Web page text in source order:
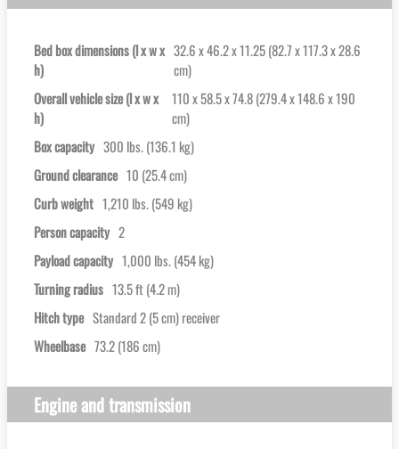
Bed box dimensions (l x w x
h)
32.6 x 46.2 x 11.25 (82.7 x 117.3 x 28.6
cm)
Overall vehicle size (l x w x
h)
110 x 58.5 x 74.8 (279.4 x 148.6 x 190
cm)
Box capacity 300 lbs. (136.1 kg)
Ground clearance 10 (25.4 cm)
Curb weight 1,210 lbs. (549 kg)
Person capacity 2
Payload capacity 1,000 lbs. (454 kg)
Turning radius 13.5 ft (4.2 m)
Hitch type Standard 2 (5 cm) receiver
Wheelbase 73.2 (186 cm)
Engine and transmission